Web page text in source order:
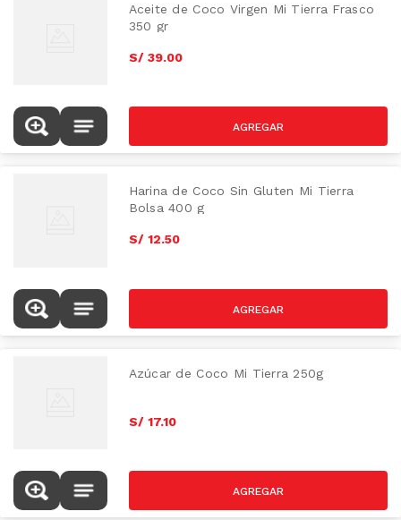
Aceite de Coco Virgen Mi Tierra Frasco
350 gr
S/ 39.00
Harina de Coco Sin Gluten Mi Tierra
Bolsa 400 g
S/ 12.50
Azúcar de Coco Mi Tierra 250g
S/ 17.10